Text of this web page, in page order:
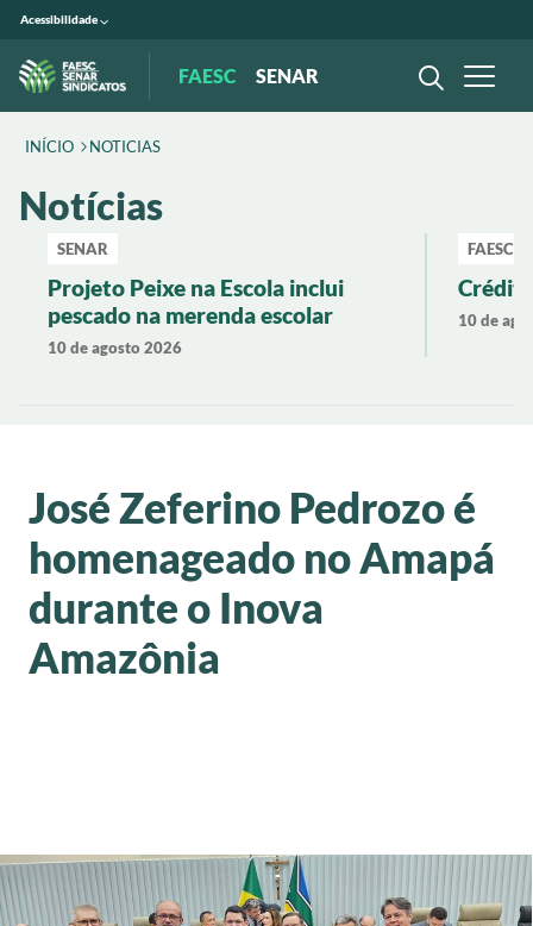
Acessibilidade
FAESC SENAR
INÍCIO NOTICIAS
Notícias
SENAR
Projeto Peixe na Escola inclui
pescado na merenda escolar
10 de agosto 2026
FAESC
10 de
José Zeferino Pedrozo é
homenageado no Amapá
durante o Inova
Amazônia